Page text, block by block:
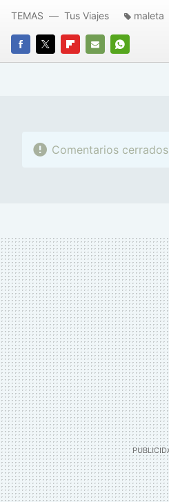
FACEBOOK
TWITTERFLIPBOARD
E-
WHATSAPP
TEMAS Tus Viajes maleta
Comentarios cerrados